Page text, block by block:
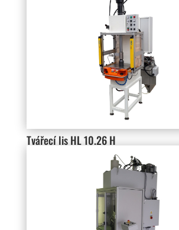
Tvářecí lis HL 10.26 H